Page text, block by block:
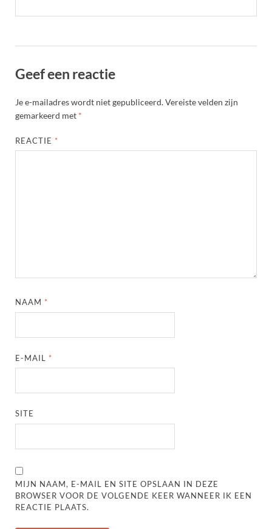
Geef een reactie
Je e-mailadres wordt niet gepubliceerd.Vereiste velden zijn
gemarkeerd met *
REACTIE *
NAAM *
E-MAIL *
SITE
MIJN NAAM, E-MAIL EN SITE OPSLAAN IN DEZE
BROWSER VOOR DE VOLGENDE KEER WANNEER IK EEN
REACTIE PLAATS.